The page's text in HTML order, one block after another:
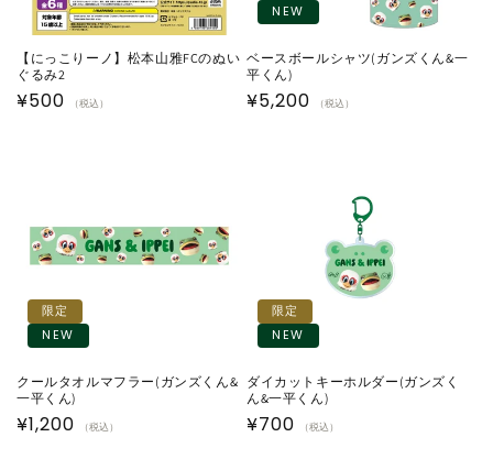
【にっこりーノ】松本山雅FCのぬい
ぐるみ2
通
¥500 （税込）
NEW
ベースボールシャツ(ガンズくん&一
平くん)
通
¥5,200 （税込）
限定
NEW
クールタオルマフラー(ガンズくん&
一平くん)
通
¥1,200 （税込）
限定
NEW
ダイカットキーホルダー(ガンズく
ん&一平くん)
通
¥700 （税込）